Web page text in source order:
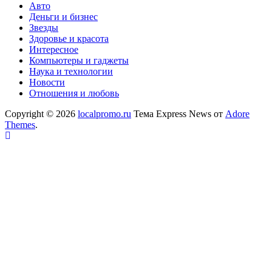
Авто
Деньги и бизнес
Звезды
Здоровье и красота
Интересное
Компьютеры и гаджеты
Наука и технологии
Новости
Отношения и любовь
Copyright © 2026 localpromo.ru Тема Express News от Adore
Themes.